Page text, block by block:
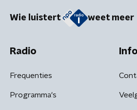
Wie luistert weet meer
Radio
Frequenties
Programma's
Info